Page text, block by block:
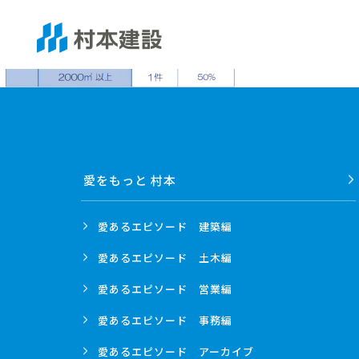
愛をもっと 村本
愛あるエピソード 建築編
愛あるエピソード 土木編
愛あるエピソード 営業編
愛あるエピソード 事務編
愛あるエピソード アーカイブ